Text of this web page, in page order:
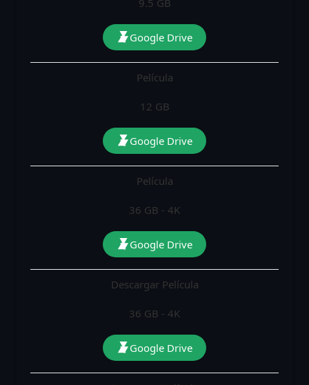
9.5 GB
Google Drive
Película
12 GB
Google Drive
Película
36 GB - 4K
Google Drive
Descargar Película
36 GB - 4K
Google Drive